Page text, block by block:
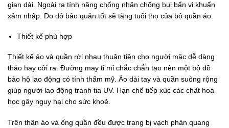
gian dài. Ngoài ra tính năng chống nhăn chống bụi bẩn vi khuẩn
xâm nhập. Do đó bảo quản tốt sẽ tăng tuổi thọ của bộ quần áo.
Thiết kế phù hợp
Thiết kế áo và quần rời nhau thuận tiện cho người mặc dễ dàng
tháo hay cởi ra. Đường may tỉ mỉ chắc chắn tạo nên một bộ đồ
bảo hộ lao động có tính thẩm mỹ. Áo dài tay và quần suông rộng
giúp người lao động tránh tia UV. Hạn chế tiếp xúc các chất hoá
học gây nguy hại cho sức khoẻ.
Trên thân áo và ống quần đều được trang bị vạch phản quang